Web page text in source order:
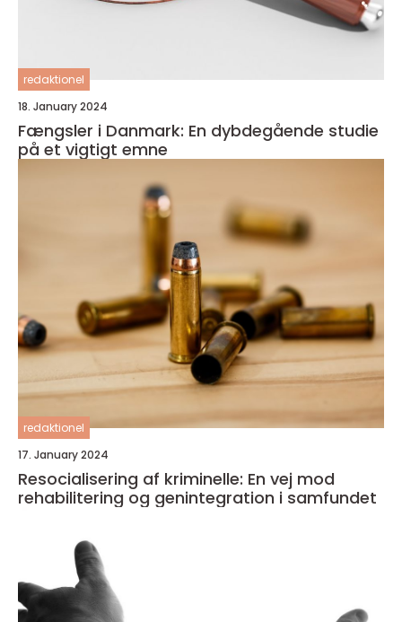
redaktionel
18. January 2024
Fængsler i Danmark: En dybdegående studie
på et vigtigt emne
redaktionel
17. January 2024
Resocialisering af kriminelle: En vej mod
rehabilitering og genintegration i samfundet